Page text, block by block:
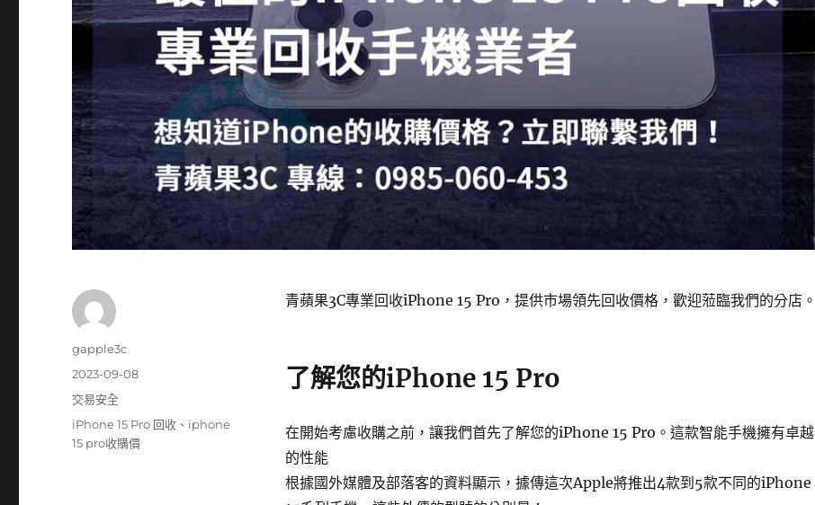
青蘋果3C專業回收iPhone 15 Pro，提供市場領先回收價格，歡迎蒞臨我們的分店。
了解您的iPhone 15 Pro
在開始考慮收購之前，讓我們首先了解您的iPhone 15 Pro。這款智能手機擁有卓越
的性能
根據國外媒體及部落客的資料顯示，據傳這次Apple將推出4款到5款不同的iPhone
作
gapple3c
發
佈
期:
2023-09-08
分
類
交易安全
標
籤
iPhone 15 Pro 回收 、 iphone
15 pro收購價